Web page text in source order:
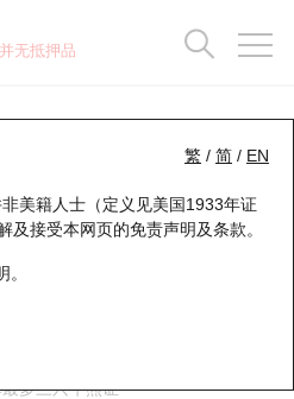
无抵押品
繁 / 简 / EN
美籍人士（定义见美国1933年证
及接受本网页的免责声明及条款。
HSI 恒生指数
多三只牛熊证